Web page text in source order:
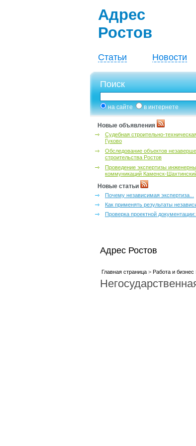
Адрес
Ростов
Статьи Новости
Поиск
на сайте в интернете
Новые объявления
Судебная строительно-
Гуково
Обследование объектов
строительства Ростов
Проведение экспертизы
коммуникаций Каменск-
Новые статьи
Почему независимая экспертиза...
Как применять результаты
Проверка проектной
Адрес Ростов
Главная страница> Работа и бизнес